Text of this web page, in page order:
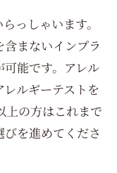
っしゃいます。
まないインプラ
能です。アレル
ルギーテストを
上の方はこれまで
を進めてくださ